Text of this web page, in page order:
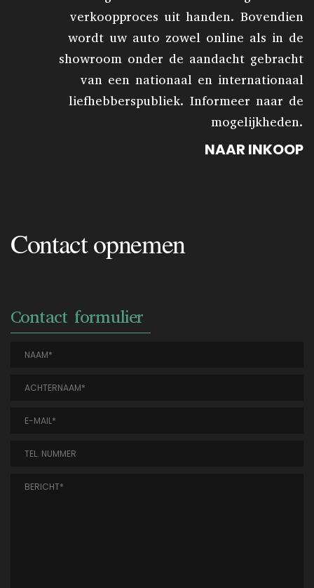
verkoopproces uit handen. Bovendien
wordt uw auto zowel online als in de
showroom onder de aandacht gebracht
van een nationaal en internationaal
liefhebberspubliek. Informeer naar de
mogelijkheden.
NAAR INKOOP
Contact opnemen
Contact formulier